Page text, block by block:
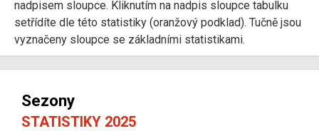
nadpisem sloupce. Kliknutím na nadpis sloupce tabulku
setřídíte dle této statistiky (oranžový podklad). Tučně jsou
vyznačeny sloupce se základními statistikami.
Sezony
STATISTIKY 2025